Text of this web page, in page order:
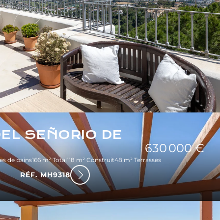
SEÑORIO DE
630 000 €
de bains166 m² Total118 m² Construit48 m² Terrasses
RÉF. MH9318